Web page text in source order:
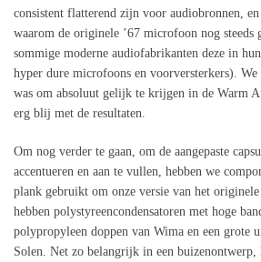
consistent flatterend zijn voor audiobronnen, en
waarom de originele ’67 microfoon nog steeds
sommige moderne audiofabrikanten deze in
hyper dure microfoons en voorversterkers).
was om absoluut gelijk te krijgen in de Warm
erg blij met de resultaten.
Om nog verder te gaan, om de aangepaste
accentueren en aan te vullen, hebben we
plank gebruikt om onze versie van het
hebben polystyreencondensatoren met hoge
polypropyleen doppen van Wima en een grote
Solen. Net zo belangrijk in een buizenontwerp,